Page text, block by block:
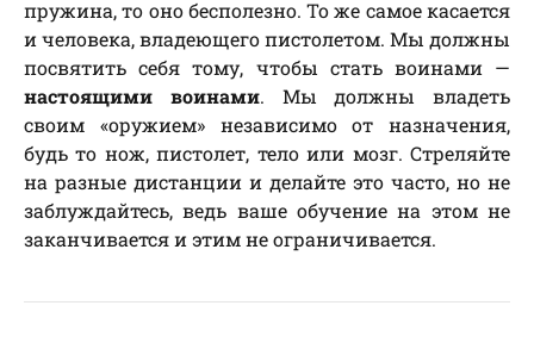
пружина, то оно бесполезно. То же самое касается
и человека, владеющего пистолетом. Мы должны
посвятить себя тому, чтобы стать воинами —
настоящими воинами. Мы должны владеть
своим «оружием» независимо от назначения,
будь то нож, пистолет, тело или мозг. Стреляйте
на разные дистанции и делайте это часто, но не
заблуждайтесь, ведь ваше обучение на этом не
заканчивается и этим не ограничивается.